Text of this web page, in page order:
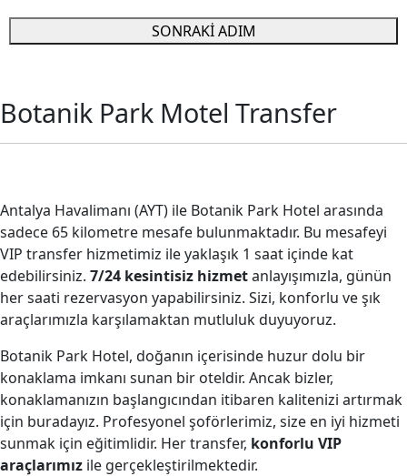
SONRAKİ ADIM
Botanik Park Motel Transfer
Antalya Havalimanı (AYT) ile Botanik Park Hotel arasında
sadece 65 kilometre mesafe bulunmaktadır. Bu mesafeyi
VIP transfer hizmetimiz ile yaklaşık 1 saat içinde kat
edebilirsiniz. 7/24 kesintisiz hizmetanlayışımızla, günün
her saati rezervasyon yapabilirsiniz. Sizi, konforlu ve şık
araçlarımızla karşılamaktan mutluluk duyuyoruz.
Botanik Park Hotel, doğanın içerisinde huzur dolu bir
konaklama imkanı sunan bir oteldir. Ancak bizler,
konaklamanızın başlangıcından itibaren kalitenizi artırmak
için buradayız. Profesyonel şoförlerimiz, size en iyi hizmeti
sunmak için eğitimlidir. Her transfer, konforlu VIP
araçlarımız ile gerçekleştirilmektedir.